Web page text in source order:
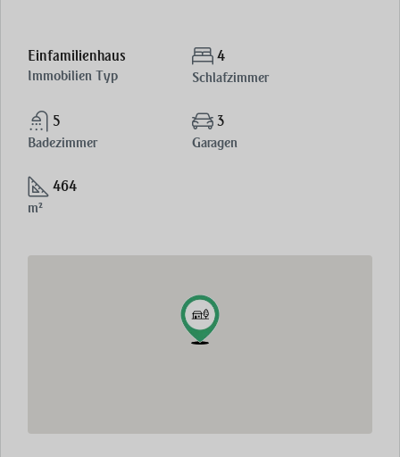
Einfamilienhaus
Immobilien Typ
4
Schlafzimmer
5
Badezimmer
3
Garagen
464
m²